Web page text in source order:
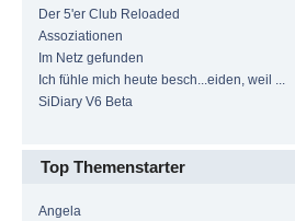
Der 5'er Club Reloaded
Assoziationen
Im Netz gefunden
Ich fühle mich heute besch...eiden, weil ...
SiDiary V6 Beta
Top Themenstarter
Angela